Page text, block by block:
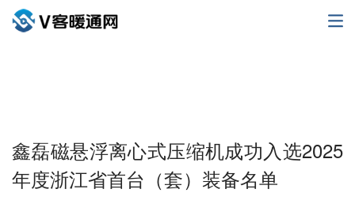
鑫磊磁悬浮离心式压缩机成功入选2025
年度浙江省首台（套）装备名单